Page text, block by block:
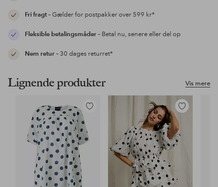
Fri fragt– Gælder for postpakker over 599 kr*
Fleksible betalingsmåder– Betal nu, senere eller del op
Nem retur– 30 dages returret*
Vis mere
Lignende produkter
Tilføj
til
favoritter
Tilføj
til
favoritter